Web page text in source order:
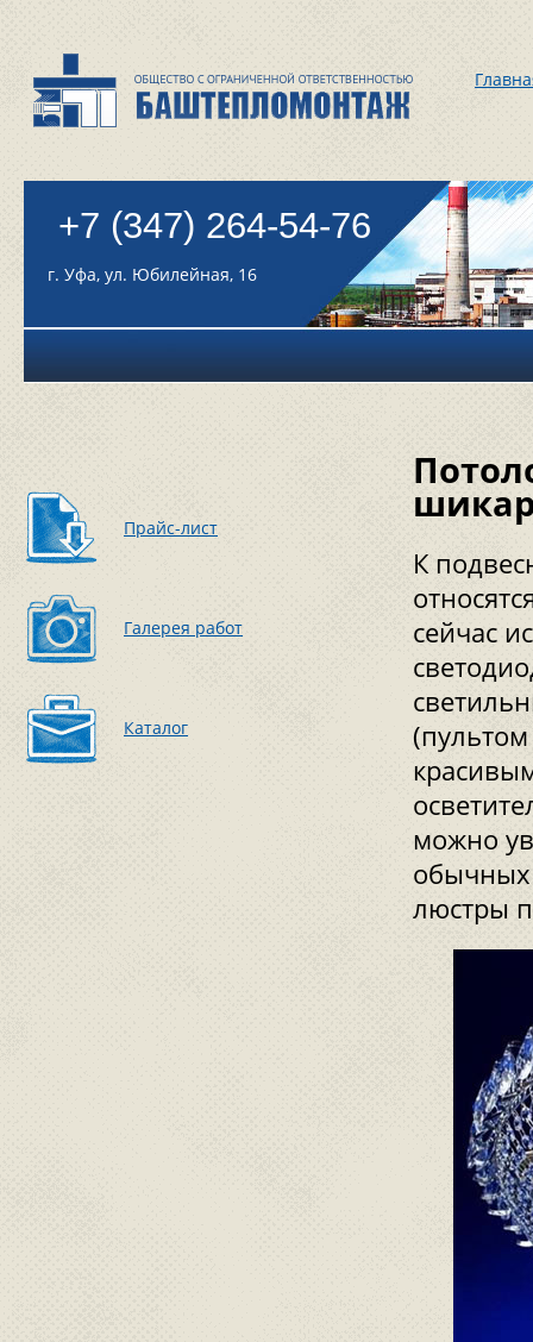
+7 (347) 264-54-76
г. Уфа, ул. Юбилейная, 16
Прайс-лист
Галерея работ
Каталог
К
сейчас
можно
обычных
люстры